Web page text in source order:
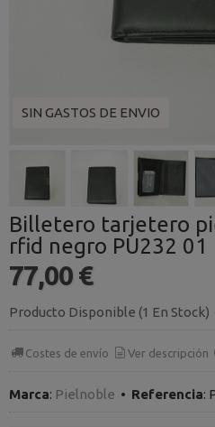
SIN GASTOS DE ENVIO
Billetero tarjetero
rfid negro PU232 01
77,00 €
Producto Disponible (1 En Stock)
Costes de envío Ver descripción
Marca: Pielnoble • Referencia: